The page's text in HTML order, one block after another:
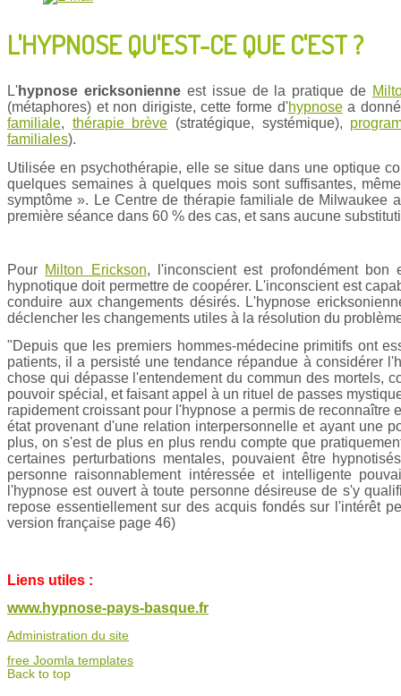
L'HYPNOSE QU'EST-CE QUE C'EST ?
L'hypnose ericksonienneest issue de la pratique de
(métaphores) et non dirigiste, cette forme d'hypnosea
familiale, thérapie brève (stratégique, systémique),
familiales).
Utilisée en psychothérapie, elle se situe dans une optique
quelques semaines à quelques mois sont suffisantes,
symptôme ». Le Centre de thérapie familiale de
première séance dans 60 % des cas, et sans aucune
Pour Milton Erickson, l'inconscient est profondément
hypnotique doit permettre de coopérer. L'inconscient est
conduire aux changements désirés. L'hypnose
déclencher les changements utiles à la résolution du
"Depuis que les premiers hommes-médecine primitifs ont
patients, il a persisté une tendance répandue à considérer
chose qui dépasse l'entendement du commun des mortels,
pouvoir spécial, et faisant appel à un rituel de passes
rapidement croissant pour l'hypnose a permis de
état provenant d'une relation interpersonnelle et ayant une
plus, on s'est de plus en plus rendu compte que
certaines perturbations mentales, pouvaient être
personne raisonnablement intéressée et intelligente
l'hypnose est ouvert à toute personne désireuse de s'y
repose essentiellement sur des acquis fondés sur l'intérêt
version française page 46)
Liens utiles :
www.hypnose-pays-basque.fr
Administration du site
free Joomla templates
Back to top